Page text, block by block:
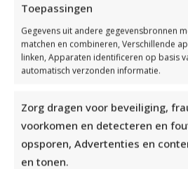
Toepassingen
Gegevens uit andere gegevensbronnen
matchen en combineren, Verschillende
linken, Apparaten identificeren op basis
automatisch verzonden informatie.
Zorg dragen voor beveiliging,
voorkomen en detecteren en
opsporen, Advertenties en
en tonen.